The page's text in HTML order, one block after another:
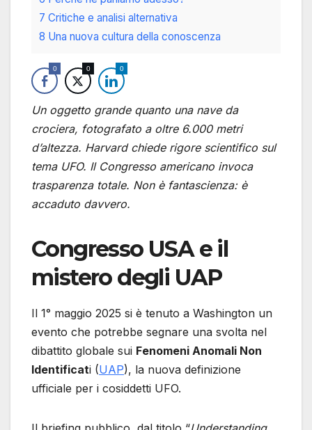
7 Critiche e analisi alternativa
8 Una nuova cultura della conoscenza
0 0 0
Un oggetto grande quanto una nave da
crociera, fotografato a oltre 6.000 metri
d’altezza. Harvard chiede rigore scientifico sul
tema UFO. Il Congresso americano invoca
trasparenza totale. Non è fantascienza: è
accaduto davvero.
Congresso USA e il
mistero degli UAP
Il 1° maggio 2025 si è tenuto a Washington un
evento che potrebbe segnare una svolta nel
dibattito globale sui Fenomeni Anomali Non
Identificati (UAP), la nuova definizione
ufficiale per i cosiddetti UFO.